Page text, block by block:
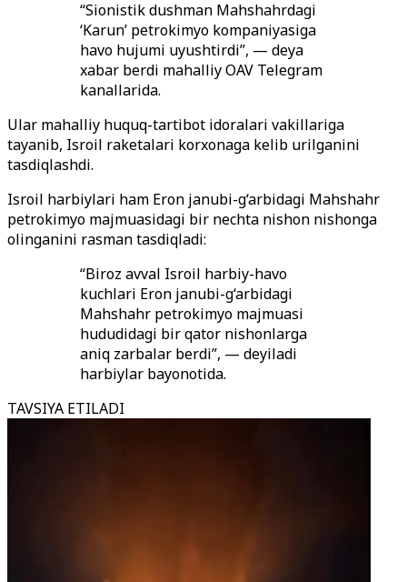
“Sionistik dushman Mahshahrdagi
‘Karun’ petrokimyo kompaniyasiga
havo hujumi uyushtirdi”, — deya
xabar berdi mahalliy OAV Telegram
kanallarida.
Ular mahalliy huquq-tartibot idoralari vakillariga
tayanib, Isroil raketalari korxonaga kelib urilganini
tasdiqlashdi.
Isroil harbiylari ham Eron janubi-g‘arbidagi Mahshahr
petrokimyo majmuasidagi bir nechta nishon nishonga
olinganini rasman tasdiqladi:
“Biroz avval Isroil harbiy-havo
kuchlari Eron janubi-g‘arbidagi
Mahshahr petrokimyo majmuasi
hududidagi bir qator nishonlarga
aniq zarbalar berdi”, — deyiladi
harbiylar bayonotida.
TAVSIYA ETILADI